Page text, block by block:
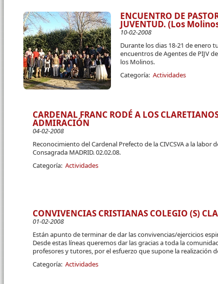
ENCUENTRO DE
JUVENTUD. (Los
10-02-2008
Durante los dias 18-21 de enero
encuentros de Agentes de PIJV
los Molinos.
Categoría: Actividades
CARDENAL FRANC RODÉ A LOS
ADMIRACIÓN
04-02-2008
Reconocimiento del Cardenal Prefecto de la CIVCSVA a la labor
Consagrada MADRID. 02.02.08.
Categoría: Actividades
CONVIVENCIAS CRISTIANAS COLEGIO (S)
01-02-2008
Están apunto de terminar de dar las convivencias/ejercicios
Desde estas líneas queremos dar las gracias a toda la
profesores y tutores, por el esfuerzo que supone la realización
Categoría: Actividades